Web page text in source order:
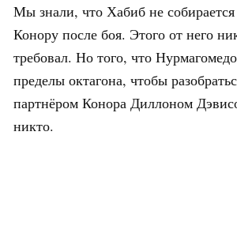
Мы знали, что Хабиб не
Конору после боя. Этого от него
требовал. Но того, что
пределы октагона, чтобы
партнёром Конора Диллоном
никто.